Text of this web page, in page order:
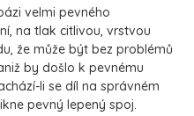
velmi pevného
na tlak citlivou, vrstvou
že může být bez problémů
by došlo k pevnému
li se díl na správném
pevný lepený spoj.